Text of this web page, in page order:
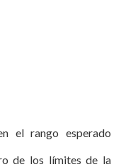
el rango esperado
de los límites de la